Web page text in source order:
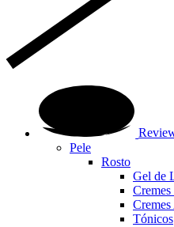
Pele
Rosto
Gel de
Tónicos